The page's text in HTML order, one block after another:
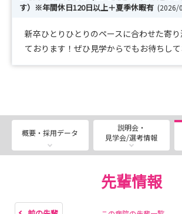
す）※年間休日120日以上＋夏季休暇有 (2026/
新卒ひとりひとりのペースに合わせた寄
ております！ぜひ見学からでもお待ちし
概要・採用データ
説明会・
見学会/選考情報
先輩情報